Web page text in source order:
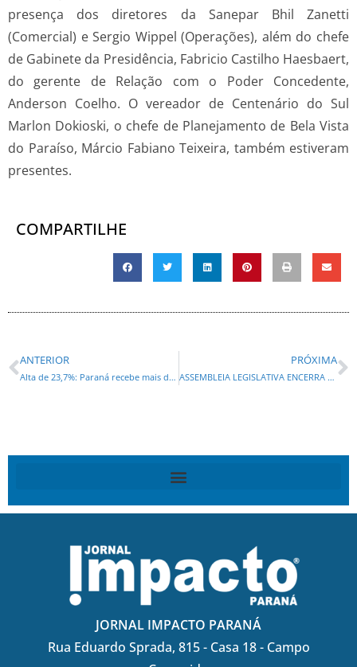
presença dos diretores da Sanepar Bhil Zanetti
(Comercial) e Sergio Wippel (Operações), além do chefe
de Gabinete da Presidência, Fabricio Castilho Haesbaert,
do gerente de Relação com o Poder Concedente,
Anderson Coelho. O vereador de Centenário do Sul
Marlon Dokioski, o chefe de Planejamento de Bela Vista
do Paraíso, Márcio Fabiano Teixeira, também estiveram
presentes.
COMPARTILHE
ANTERIOR
Alta de 23,7%: Paraná recebe mais de 627 mil turistas estrangeiros no 1º semestre
PRÓXIMA
ASSEMBLEIA LEGISLATIVA ENCERRA O SEMESTRE COM O FIM DA TRAMITAÇÃO DO LDO E OUTROS 20 PROJETOS
JORNAL IMPACTO PARANÁ
Rua Eduardo Sprada, 815 - Casa 18 - Campo